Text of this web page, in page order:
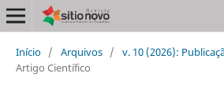
Início / Arquivos / v. 10 (2026):
Artigo Científico